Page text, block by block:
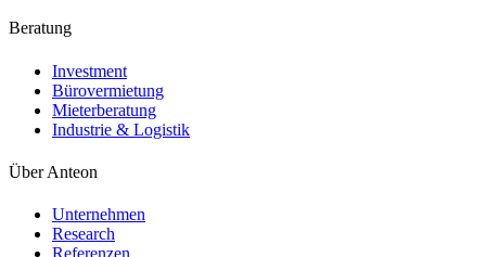
Beratung
Investment
Bürovermietung
Mieterberatung
Industrie & Logistik
Über Anteon
Unternehmen
Research